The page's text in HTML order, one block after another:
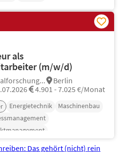
als
(m/w/d)
Berlin
4.901 - 7.025 €/Monat
Energietechnik
Maschinenbau